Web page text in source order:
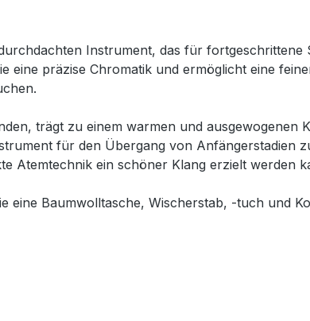
Instrument, das für
eine präzise Chromatik und ermöglicht eine
trägt zu einem warmen und ausgewogenen
für den Übergang von Anfängerstadien
Atemtechnik ein schöner Klang erzielt werden
eine Baumwolltasche, Wischerstab, -tuch und